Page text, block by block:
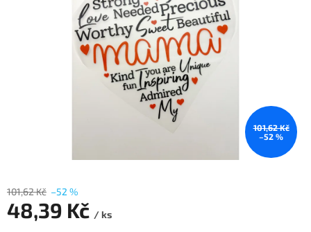
hvězdiček.
101,62 Kč
–52 %
101,62 Kč –52 %
48,39 Kč / ks